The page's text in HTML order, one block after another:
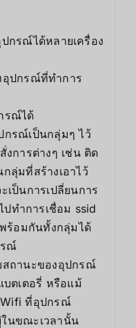
กรณ์ได้หลายเครื่อง
อุปกรณ์ที่ทำการ
รณ์ได้
กรณ์เป็นกลุ่มๆ ไว้
งการต่างๆ เช่น ติด
ลุ่มที่สร้างเอาไว้
ป็นการเปลี่ยนการ
ทำการเชื่อม ssid
ร้อมกันทั้งกลุ่มได้
รณ์
สถานะของอุปกรณ์
บตเตอรี่ หรือแม้
Wifi ที่อุปกรณ์
นขณะเวลานั้น